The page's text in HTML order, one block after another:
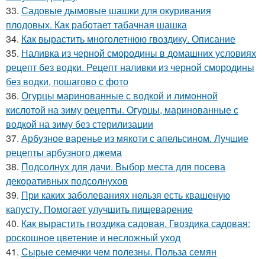
33. Садовые дымовые шашки для окуривания
плодовых. Как работает табачная шашка
34. Как вырастить многолетнюю гвоздику. Описание
35. Наливка из черной смородины в домашних условиях
рецепт без водки. Рецепт наливки из черной смородины
без водки, пошагово с фото
36. Огурцы маринованные с водкой и лимонной
кислотой на зиму рецепты. Огурцы, маринованные с
водкой на зиму без стерилизации
37. Арбузное варенье из мякоти с апельсином. Лучшие
рецепты арбузного джема
38. Подсолнух для дачи. Выбор места для посева
декоративных подсолнухов
39. При каких заболеваниях нельзя есть квашеную
капусту. Помогает улучшить пищеварение
40. Как вырастить гвоздика садовая. Гвоздика садовая:
роскошное цветение и несложный уход
41. Сырые семечки чем полезны. Польза семян